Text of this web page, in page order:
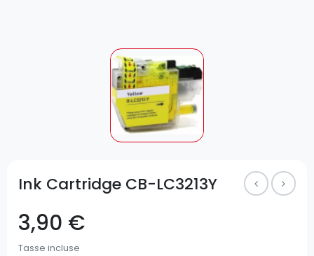
Ink Cartridge CB-LC3213Y
3,90 €
Tasse incluse